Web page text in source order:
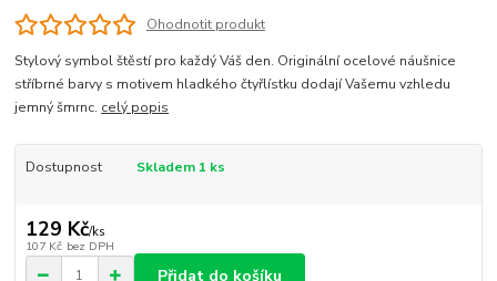
Ohodnotit produkt
Stylový symbol štěstí pro každý Váš den. Originální ocelové náušnice
stříbrné barvy s motivem hladkého čtyřlístku dodají Vašemu vzhledu
jemný šmrnc. celý popis
Dostupnost Skladem 1 ks
129 Kč/ks
107 Kč bez DPH
Přidat do košíku